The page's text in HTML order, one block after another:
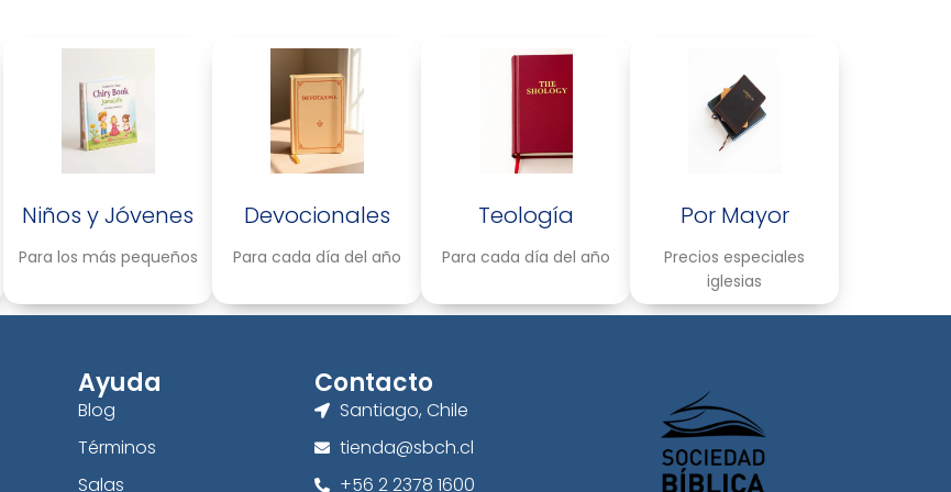
Niños y Jóvenes
Para los más pequeños
Devocionales
Para cada día del año
Teología
Para cada día del año
Por Mayor
Precios especiales
iglesias
Ayuda
Blog
Términos
Salas
Contacto
Santiago, Chile
tienda@sbch.cl
+56 2 2378 1600